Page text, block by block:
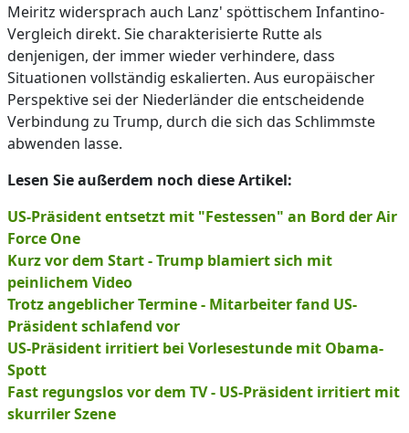
Meiritz widersprach auch Lanz' spöttischem Infantino-
Vergleich direkt. Sie charakterisierte Rutte als
denjenigen, der immer wieder verhindere, dass
Situationen vollständig eskalierten. Aus europäischer
Perspektive sei der Niederländer die entscheidende
Verbindung zu Trump, durch die sich das Schlimmste
abwenden lasse.
Lesen Sie außerdem noch diese Artikel:
US-Präsident entsetzt mit "Festessen" an Bord der Air
Force One
Kurz vor dem Start - Trump blamiert sich mit
peinlichem Video
Trotz angeblicher Termine - Mitarbeiter fand US-
Präsident schlafend vor
US-Präsident irritiert bei Vorlesestunde mit Obama-
Spott
Fast regungslos vor dem TV - US-Präsident irritiert mit
skurriler Szene